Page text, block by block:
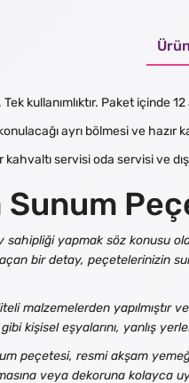
kullanımlıktır. Paket
ayrı bölmesi ve
kahvaltı servisi oda servisi ve
Sunum
sahipliği yapmak söz konusu
bir detay, peçetelerinizin
malzemelerden yapılmıştır
kişisel eşyalarını, yanlış
peçetesi, resmi akşam
veya dekoruna kolayca